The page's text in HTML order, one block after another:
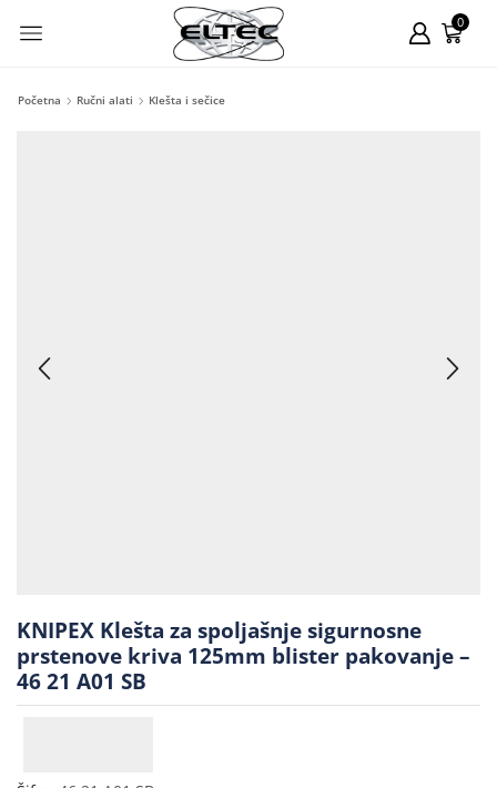
0
Početna Ručni alati Klešta i sečice
KNIPEX Klešta za spoljašnje sigurnosne
prstenove kriva 125mm blister pakovanje –
46 21 A01 SB